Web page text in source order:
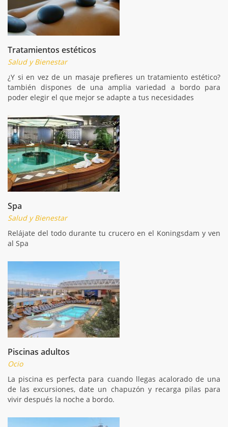
Tratamientos estéticos
Salud y Bienestar
¿Y si en vez de un masaje prefieres un tratamiento estético?
también dispones de una amplia variedad a bordo para
poder elegir el que mejor se adapte a tus necesidades
Spa
Salud y Bienestar
Relájate del todo durante tu crucero en el Koningsdam y ven
al Spa
Piscinas adultos
Ocio
La piscina es perfecta para cuando llegas acalorado de una
de las excursiones, date un chapuzón y recarga pilas para
vivir después la noche a bordo.